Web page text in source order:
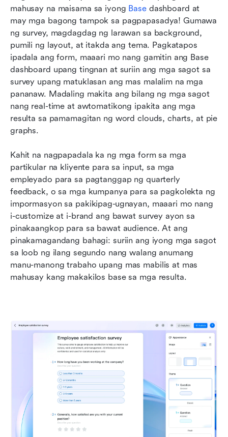
mahusay na maisama sa iyong Base dashboard at
may mga bagong tampok sa pagpapasadya! Gumawa
ng survey, magdagdag ng larawan sa background,
pumili ng layout, at itakda ang tema. Pagkatapos
ipadala ang form, maaari mo nang gamitin ang Base
dashboard upang tingnan at suriin ang mga sagot sa
survey upang matuklasan ang mas malalim na mga
pananaw. Madaling makita ang bilang ng mga sagot
nang real-time at awtomatikong ipakita ang mga
resulta sa pamamagitan ng word clouds, charts, at pie
graphs.
Kahit na nagpapadala ka ng mga form sa mga
partikular na kliyente para sa input, sa mga
empleyado para sa pagtanggap ng quarterly
feedback, o sa mga kumpanya para sa pagkolekta ng
impormasyon sa pakikipag-ugnayan, maaari mo nang
i-customize at i-brand ang bawat survey ayon sa
pinakaangkop para sa bawat audience. At ang
pinakamagandang bahagi: suriin ang iyong mga sagot
sa loob ng ilang segundo nang walang anumang
manu-manong trabaho upang mas mabilis at mas
mahusay kang makakilos base sa mga resulta.